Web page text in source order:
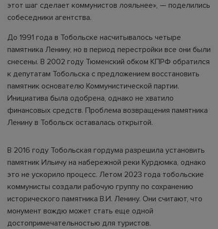
этот шаг сделает коммунистов лояльнее», — поделились
собеседники агентства.
До 1991 года в Тобольске насчитывалось четыре
памятника Ленину, но в период перестройки все они были
снесены. В 2002 году Тюменский обком КПРФ обратился
к депутатам Тобольска с предложением восстановить
памятник основателю Коммунистической партии.
Инициатива была одобрена, однако не хватило
финансовых средств. Проблема возвращения памятника
Ленину в Тобольск оставалась открытой.
В 2016 году Тобольская гордума разрешила установить
памятник Ильичу на набережной реки Курдюмка, однако
это не ускорило процесс. Летом 2023 года тобольские
коммунисты создали рабочую группу по сохранению
исторического памятника В.И. Ленину. Они считают, что
монумент вождю может стать еще одной
достопримечательностью для туристов.